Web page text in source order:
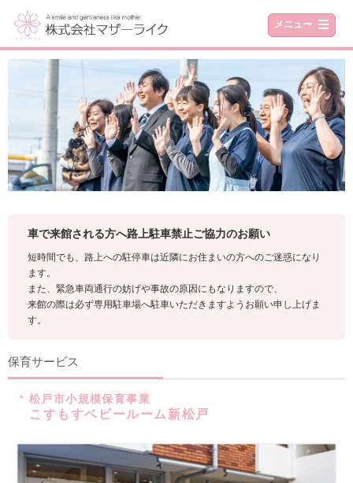
メニュー
車で来館される方へ路上駐車禁止ご協力のお願い
短時間でも、路上への駐停車は近隣にお住まいの方へのご迷惑になり
ます。
また、緊急車両通行の妨げや事故の原因にもなりますので、
来館の際は必ず専用駐車場へ駐車いただきますようお願い申し上げま
す。
保育サービス
松戸市小規模保育事業
こすもすベビールーム新松戸